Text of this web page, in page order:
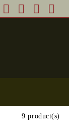
9 product(s)